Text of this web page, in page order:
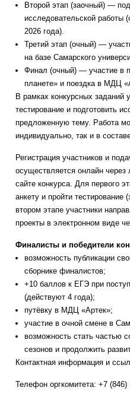
Второй этап (заочный) —
исследовательской работы
2026 года).
Третий этап (очный) —
на базе Самарского
Финал (очный) — участие в
планете» и поездка в МДЦ
В рамках конкурсных заданий
тестирование и подготовить
предложенную тему. Работа
индивидуально, так и в
Регистрация участников и
осуществляется онлайн
сайте конкурса. Для первого
анкету и пройти
втором этапе участники
проекты в электронном виде
Финалисты и победители
возможность публикации
сборнике финалистов;
+10 баллов к ЕГЭ при
(действуют 4 года);
путёвку в МДЦ «Артек»;
участие в очной смене в
возможность стать частью
сезонов и продолжить
Контактная информация и
Телефон оргкомитета: +7 (846)